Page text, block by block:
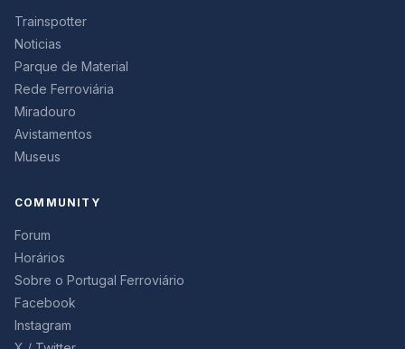
Trainspotter
Noticias
Parque de Material
Rede Ferroviária
Miradouro
Avistamentos
Museus
COMMUNITY
Forum
Horários
Sobre o Portugal Ferroviário
Facebook
Instagram